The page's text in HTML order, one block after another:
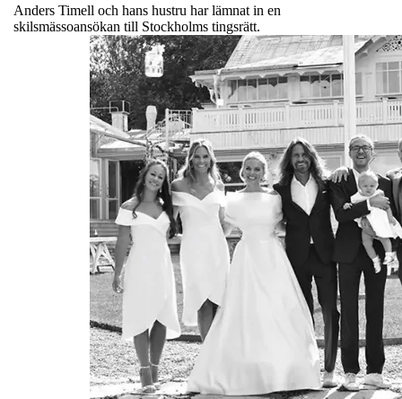
Anders Timell och hans hustru har lämnat in en
skilsmässoansökan till Stockholms tingsrätt.